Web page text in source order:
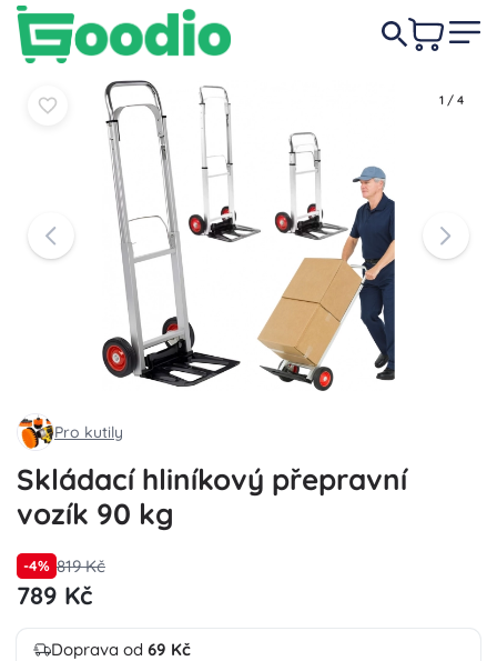
1 / 4
Pro kutily
Skládací hliníkový přepravní
vozík 90 kg
-4% 819 Kč
789 Kč
Doprava od 69 Kč
-4% 819 Kč
789 Kč Do košíku